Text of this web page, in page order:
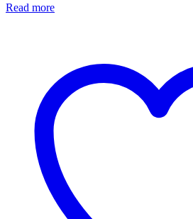
Read more